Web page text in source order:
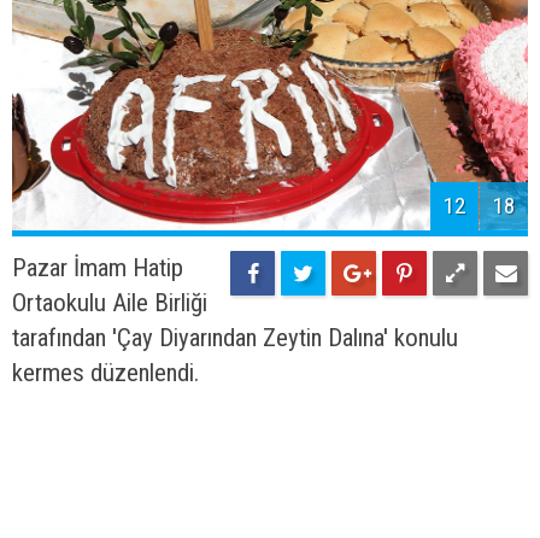
12 18
Pazar İmam Hatip
Ortaokulu Aile Birliği
tarafından 'Çay Diyarından Zeytin Dalına' konulu
kermes düzenlendi.